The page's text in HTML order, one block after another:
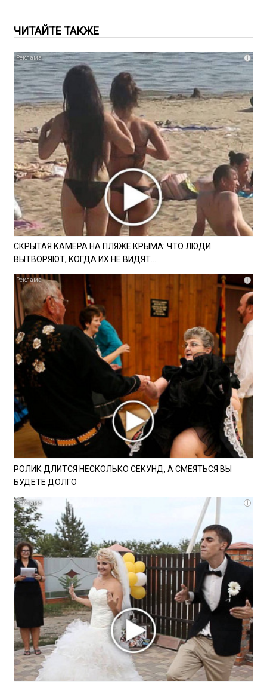
ЧИТАЙТЕ ТАКЖЕ
i
СКРЫТАЯ КАМЕРА НА ПЛЯЖЕ КРЫМА: ЧТО ЛЮДИ
ВЫТВОРЯЮТ, КОГДА ИХ НЕ ВИДЯТ...
i
РОЛИК ДЛИТСЯ НЕСКОЛЬКО СЕКУНД, А СМЕЯТЬСЯ ВЫ
БУДЕТЕ ДОЛГО
i